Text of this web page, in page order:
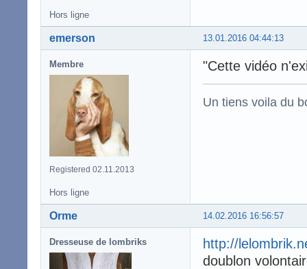
Hors ligne
13.01.2016 04:44:13
emerson
Membre
Registered 02.11.2013
"Cette vidéo
Un tiens voila du
Hors ligne
14.02.2016 16:56:57
Orme
Dresseuse de lombriks
http://
doublon